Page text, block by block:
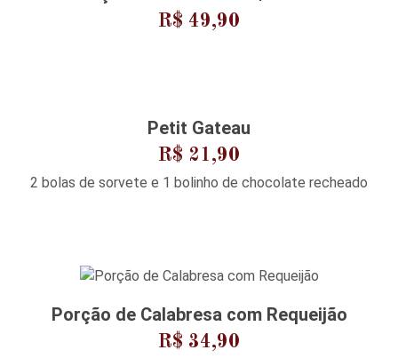
R$ 49,90
Petit Gateau
R$ 21,90
2 bolas de sorvete e 1 bolinho de chocolate recheado
Porção de Calabresa com Requeijão
R$ 34,90